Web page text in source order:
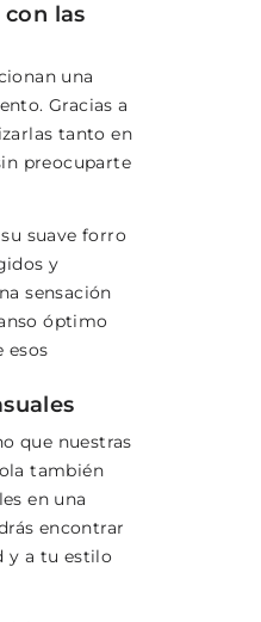
las
una
Gracias a
tanto en
preocuparte
suave forro
y
sensación
óptimo
esos
que nuestras
también
en una
encontrar
y a tu estilo